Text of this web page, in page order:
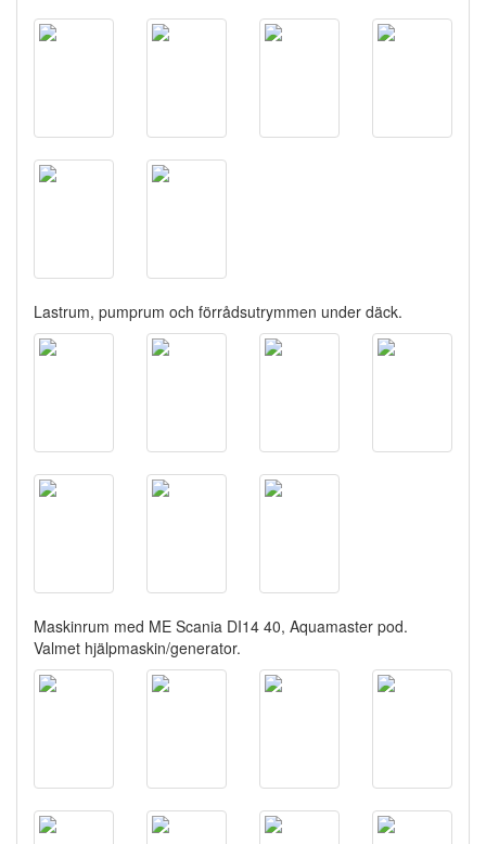
Lastrum, pumprum och förrådsutrymmen under däck.
Maskinrum med ME Scania DI14 40, Aquamaster pod.
Valmet hjälpmaskin/generator.